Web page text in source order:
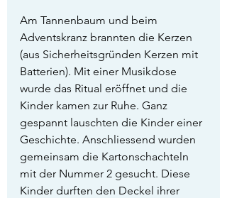
Am Tannenbaum und beim
Adventskranz brannten die Kerzen
(aus Sicherheitsgründen Kerzen mit
Batterien). Mit einer Musikdose
wurde das Ritual eröffnet und die
Kinder kamen zur Ruhe. Ganz
gespannt lauschten die Kinder einer
Geschichte. Anschliessend wurden
gemeinsam die Kartonschachteln
mit der Nummer 2 gesucht. Diese
Kinder durften den Deckel ihrer